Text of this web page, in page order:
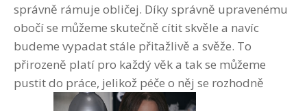
správně rámuje obličej. Díky správně upravenému
obočí se můžeme skutečně cítit skvěle a navíc
budeme vypadat stále přitažlivě a svěže. To
přirozeně platí pro každý věk a tak se můžeme
pustit do práce, jelikož péče o něj se rozhodně